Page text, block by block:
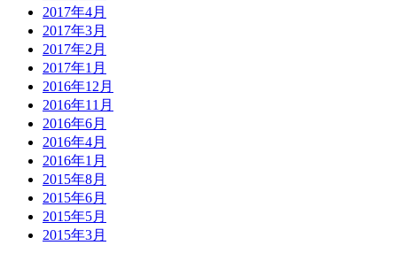
2017年4月
2017年3月
2017年2月
2017年1月
2016年12月
2016年11月
2016年6月
2016年4月
2016年1月
2015年8月
2015年6月
2015年5月
2015年3月